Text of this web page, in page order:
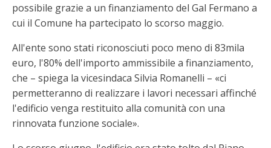
possibile grazie a un finanziamento del Gal Fermano a
cui il Comune ha partecipato lo scorso maggio.
All'ente sono stati riconosciuti poco meno di 83mila
euro, l'80% dell'importo ammissibile a finanziamento,
che – spiega la vicesindaca Silvia Romanelli – «ci
permetteranno di realizzare i lavori necessari affinché
l'edificio venga restituito alla comunità con una
rinnovata funzione sociale».